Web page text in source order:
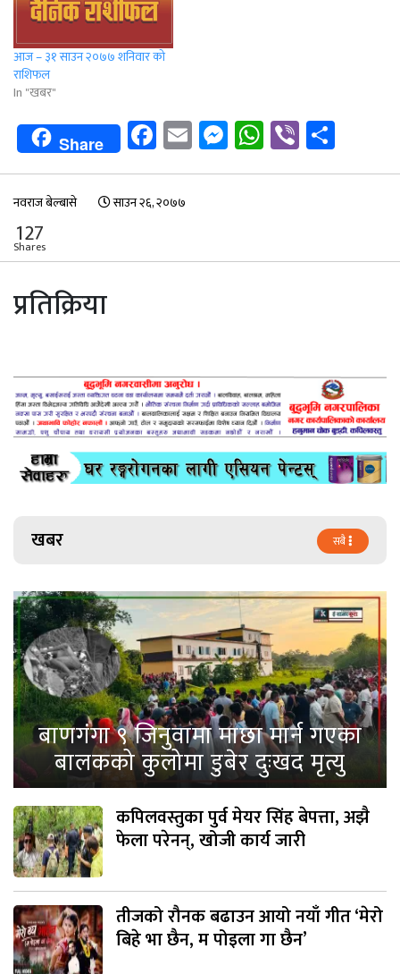
आज – ३१ साउन २०७७ शनिवार को
राशिफल
In "खबर"
Share Facebook
EmailMessenger
WhatsApp
Viber
नवराज बेल्बासे साउन २६, २०७७
127
Shares
प्रतिक्रिया
खबर सबै
बाणगंगा ९ जिनुवामा माछा मार्न गएका
बालकको कुलोमा डुबेर दुःखद मृत्यु
कपिलवस्तुका पुर्व मेयर सिंह बेपत्ता, अझै
फेला परेनन्, खोजी कार्य जारी
तीजको रौनक बढाउन आयो नयाँ गीत ‘मेरो
बिहे भा छैन, म पोइला गा छैन’